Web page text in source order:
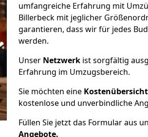
umfangreiche Erfahrung mit
Billerbeck mit jeglicher
garantieren, dass wir für jedes
werden.
Unser Netzwerk ist sorgfältig
Erfahrung im Umzugsbereich.
Sie möchten eine
kostenlose und unverbindliche
Füllen Sie jetzt das Formular aus
Angebote.